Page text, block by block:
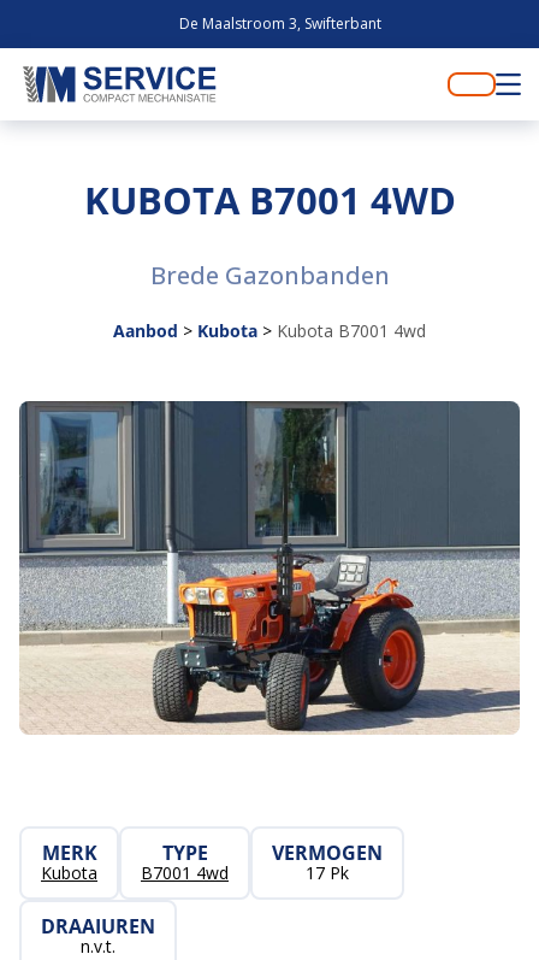
De Maalstroom 3, Swifterbant
KUBOTA B7001 4WD
Brede Gazonbanden
Aanbod > Kubota > Kubota B7001 4wd
MERK
Kubota
TYPE
B7001 4wd
VERMOGEN
17 Pk
DRAAIUREN
n.v.t.